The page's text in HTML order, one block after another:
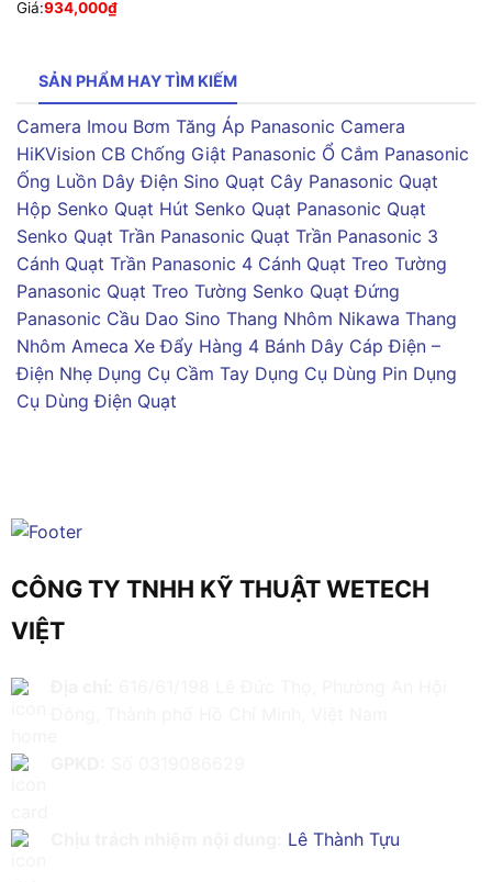
Giá:934,000₫
SẢN PHẨM HAY TÌM KIẾM
Camera Imou Bơm Tăng Áp Panasonic Camera
HiKVision CB Chống Giật Panasonic Ổ Cắm Panasonic
Ống Luồn Dây Điện Sino Quạt Cây Panasonic Quạt
Hộp Senko Quạt Hút Senko Quạt Panasonic Quạt
Senko Quạt Trần Panasonic Quạt Trần Panasonic 3
Cánh Quạt Trần Panasonic 4 Cánh Quạt Treo Tường
Panasonic Quạt Treo Tường Senko Quạt Đứng
Panasonic Cầu Dao Sino Thang Nhôm Nikawa Thang
Nhôm Ameca Xe Đẩy Hàng 4 Bánh Dây Cáp Điện –
Điện Nhẹ Dụng Cụ Cầm Tay Dụng Cụ Dùng Pin Dụng
Cụ Dùng Điện Quạt
CÔNG TY TNHH KỸ THUẬT WETECH
VIỆT
Lê Thành Tựu